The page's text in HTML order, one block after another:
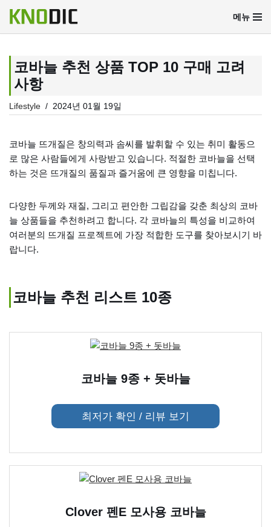
콘
츠
로
건
너
메뉴
코바늘 추천 상품 TOP 10 구매 고려
사항
Lifestyle 2024년 01월 19일
코바늘 뜨개질은 창의력과 솜씨를 발휘할 수 있는 취미 활동으
로 많은 사람들에게 사랑받고 있습니다. 적절한 코바늘을 선택
하는 것은 뜨개질의 품질과 즐거움에 큰 영향을 미칩니다.
다양한 두께와 재질, 그리고 편안한 그립감을 갖춘 최상의 코바
늘 상품들을 추천하려고 합니다. 각 코바늘의 특성을 비교하여
여러분의 뜨개질 프로젝트에 가장 적합한 도구를 찾아보시기 바
랍니다.
코바늘 추천 리스트 10종
코바늘 9종 + 돗바늘
최저가 확인 / 리뷰 보기
Clover 펜E 모사용 코바늘